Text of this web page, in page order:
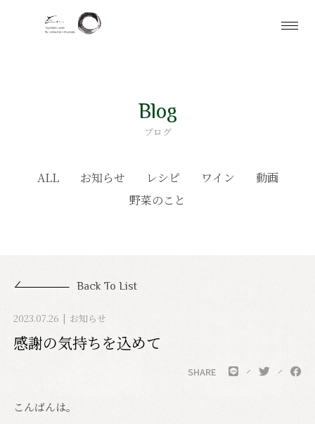
Blog
ブログ
ALL お知らせ レシピ ワイン
動画
野菜のこと
Back To List
2023.07.26 お知らせ
感謝の気持ちを込めて
SHARE
こんばんは。